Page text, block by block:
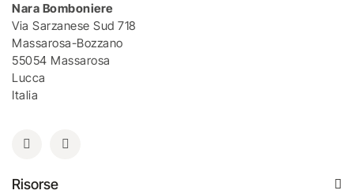
Nara Bomboniere
Via Sarzanese Sud 718
Massarosa-Bozzano
55054 Massarosa
Lucca
Italia
Risorse